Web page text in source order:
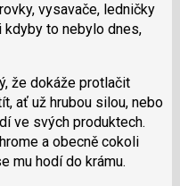
vysavače, ledničky
kdyby to nebylo dnes,
že dokáže protlačit
ať už hrubou silou, nebo
ve svých produktech.
a obecně cokoli
mu hodí do krámu.